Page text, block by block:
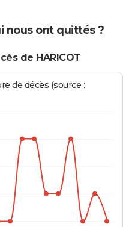
nous ont quittés ?
de HARICOT
de décès (source :